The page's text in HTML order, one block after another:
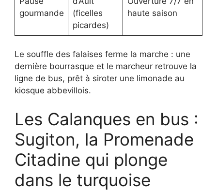
gourmande
(ficelles
picardes)
haute saison
Le souffle des falaises ferme la marche : une
dernière bourrasque et le marcheur retrouve la
ligne de bus, prêt à siroter une limonade au
kiosque abbevillois.
Les Calanques en bus :
Sugiton, la Promenade
Citadine qui plonge
dans le turquoise